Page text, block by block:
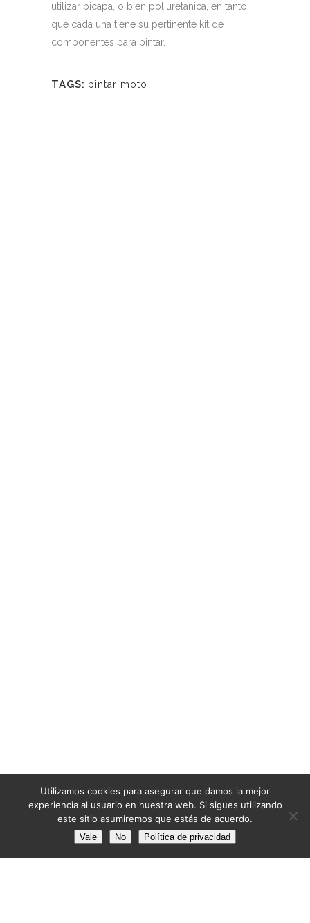
utilizar bicapa, o bien poliuretanica, en tanto
que cada una tiene su pertinente kit de
componentes para pintar.
TAGS: pintar moto
Utilizamos cookies para asegurar que damos la mejor
experiencia al usuario en nuestra web. Si sigues utilizando
este sitio asumiremos que estás de acuerdo.
Vale No Política de privacidad